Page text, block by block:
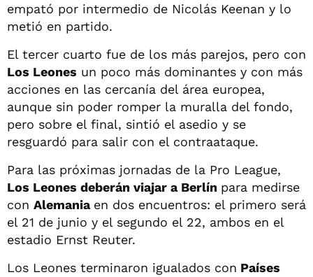
empató por intermedio de Nicolás Keenan y lo
metió en partido.
El tercer cuarto fue de los más parejos, pero con
Los Leones un poco más dominantes y con más
acciones en las cercanía del área europea,
aunque sin poder romper la muralla del fondo,
pero sobre el final, sintió el asedio y se
resguardó para salir con el contraataque.
Para las próximas jornadas de la Pro League,
Los Leones deberán viajar a Berlín para medirse
con Alemania en dos encuentros: el primero será
el 21 de junio y el segundo el 22, ambos en el
estadio Ernst Reuter.
Los Leones terminaron igualados con Países